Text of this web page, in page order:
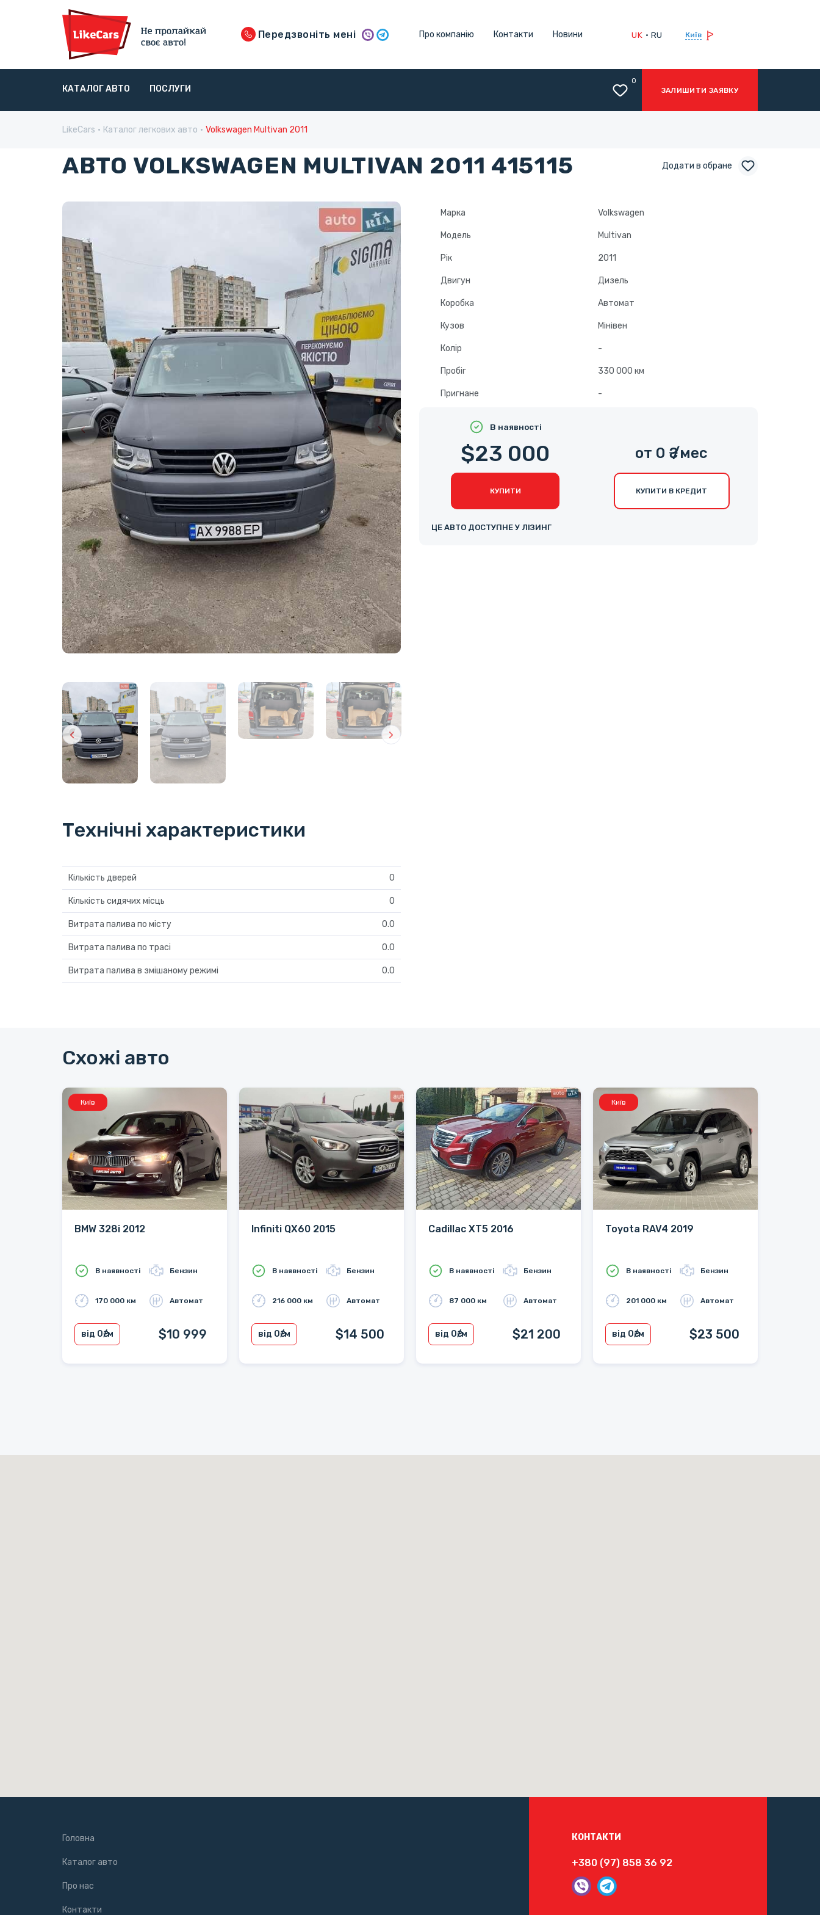
Передзвоніть мені Про компанію Контакти Новини UK RU Київ
КАТАЛОГ АВТО ПОСЛУГИ
0
ЗАЛИШИТИ ЗАЯВКУ
LikeCars Каталог легкових авто Volkswagen Multivan 2011
АВТО VOLKSWAGEN MULTIVAN 2011 415115 Додати в обране
Марка Volkswagen
Модель Multivan
Рік 2011
Двигун Дизель
Коробка Автомат
Кузов Мінівен
Колір -
Пробіг 330 000 км
Пригнане -
В наявності
$23 000
КУПИТИ
от 0 ₴ /мес
КУПИТИ В КРЕДИТ
ЦЕ АВТО ДОСТУПНЕ У ЛІЗИНГ
Технічні характеристики
Кількість дверей 0
Кількість сидячих місць 0
Витрата палива по місту 0.0
Витрата палива по трасі 0.0
Витрата палива в змішаному режимі 0.0
Схожі авто
Київ
BMW 328i 2012
В наявності Бензин
170 000 км Автомат
від 0₴/м $10 999
Infiniti QX60 2015
В наявності Бензин
216 000 км Автомат
від 0₴/м $14 500
Cadillac XT5 2016
В наявності Бензин
87 000 км Автомат
від 0₴/м $21 200
Київ
Toyota RAV4 2019
В наявності Бензин
201 000 км Автомат
від 0₴/м $23 500
Головна
Каталог авто
Про нас
Контакти
КОНТАКТИ
+380 (97) 858 36 92